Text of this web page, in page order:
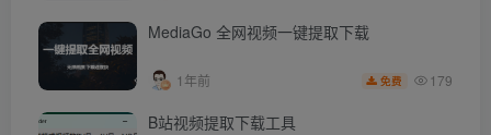
MediaGo 全网视频一键提取下载
1年前 免费 179
B站视频提取下载工具